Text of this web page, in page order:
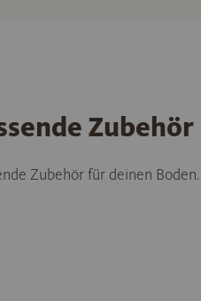
Zubehör
Zubehör für deinen Boden.